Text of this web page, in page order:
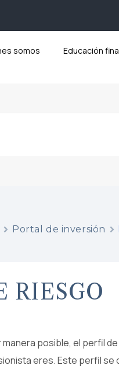
somos Educación
Portal de inversión
RIESGO
posible, el perfil
eres. Este perfil